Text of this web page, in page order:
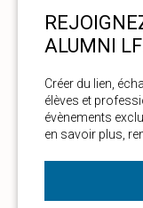
ALUMNI
Créer du lien,
élèves et
évènements
en savoir plus,
A. Delaunay,